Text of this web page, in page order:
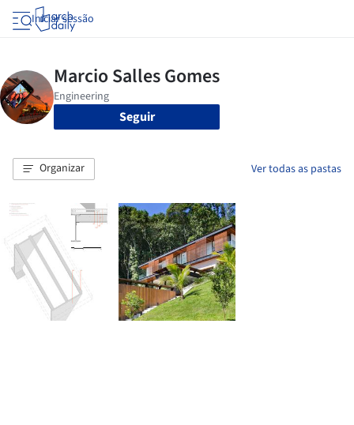
Iniciar sessão
Seguir
Organizar Ver todas as pastas